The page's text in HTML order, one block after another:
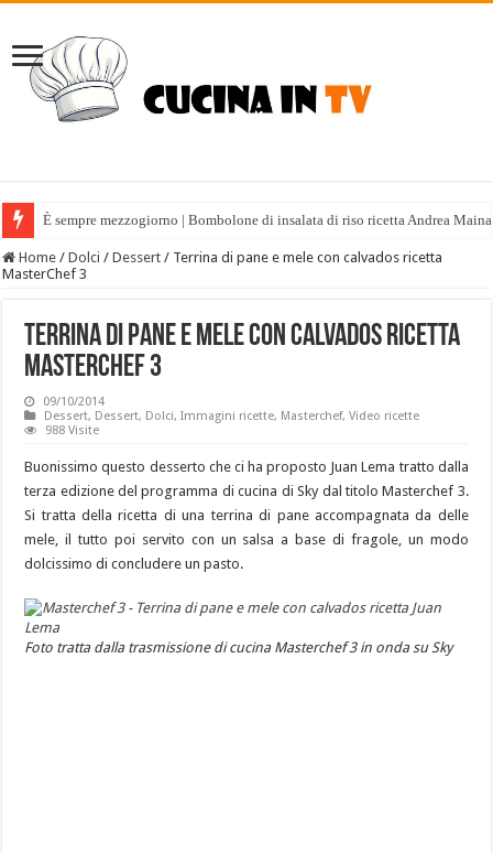
È sempre mezzogiorno | Bombolone di insalata di riso ricetta Andrea
È sempre mezzogiorno | Tabulè estivo ricetta Fabio Potenzano
Home / Dolci / Dessert / Terrina di pane e mele con calvados ricetta
MasterChef 3
Terrina di pane e mele con calvados ricetta
MasterChef 3
09/10/2014
Dessert, Dessert, Dolci,Immagini ricette, Masterchef,Video ricette
988 Visite
Buonissimo questo desserto che ci ha proposto Juan Lema tratto dalla
terza edizione del programma di cucina di Sky dal titolo Masterchef 3.
Si tratta della ricetta di una terrina di pane accompagnata da delle
mele, il tutto poi servito con un salsa a base di fragole, un modo
dolcissimo di concludere un pasto.
Foto tratta dalla trasmissione di cucina Masterchef 3 in onda su Sky